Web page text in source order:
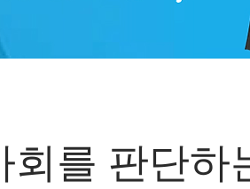
회를 판단하